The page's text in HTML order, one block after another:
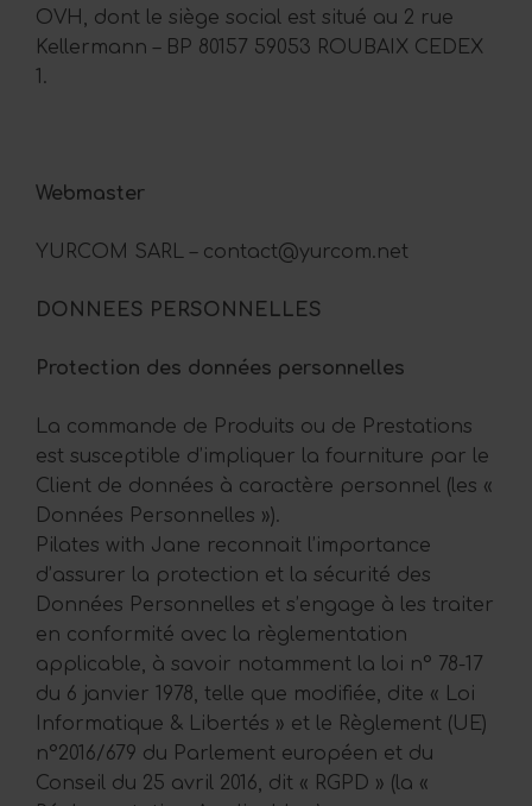
OVH, dont le siège social est situé au 2 rue
Kellermann – BP 80157 59053 ROUBAIX CEDEX
1.
Webmaster
YURCOM SARL – contact@yurcom.net
DONNEES PERSONNELLES
Protection des données personnelles
La commande de Produits ou de Prestations
est susceptible d’impliquer la fourniture par le
Client de données à caractère personnel (les «
Données Personnelles »).
Pilates with Jane reconnait l’importance
d’assurer la protection et la sécurité des
Données Personnelles et s’engage à les traiter
en conformité avec la règlementation
applicable, à savoir notamment la loi n° 78-17
du 6 janvier 1978, telle que modifiée, dite « Loi
Informatique & Libertés » et le Règlement (UE)
n°2016/679 du Parlement européen et du
Conseil du 25 avril 2016, dit « RGPD » (la «